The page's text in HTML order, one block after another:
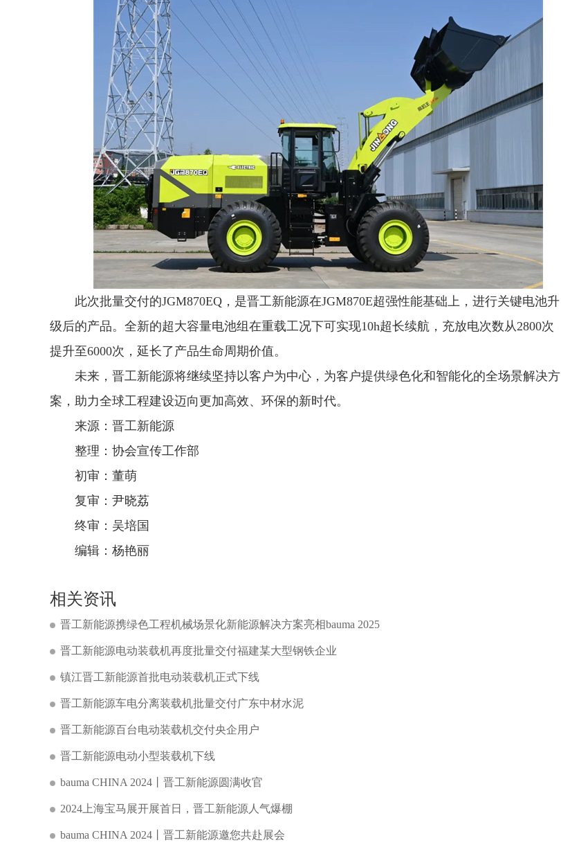
此次批量交付的JGM870EQ，是晋工新能源在JGM870E超强性能基础上，进行关键电池升
级后的产品。全新的超大容量电池组在重载工况下可实现10h超长续航，充放电次数从2800次
提升至6000次，延长了产品生命周期价值。
未来，晋工新能源将继续坚持以客户为中心，为客户提供绿色化和智能化的全场景解决方
案，助力全球工程建设迈向更加高效、环保的新时代。
来源：晋工新能源
整理：协会宣传工作部
初审：董萌
复审：尹晓荔
终审：吴培国
编辑：杨艳丽
相关资讯
晋工新能源携绿色工程机械场景化新能源解决方案亮相bauma 2025
晋工新能源电动装载机再度批量交付福建某大型钢铁企业
镇江晋工新能源首批电动装载机正式下线
晋工新能源车电分离装载机批量交付广东中材水泥
晋工新能源百台电动装载机交付央企用户
晋工新能源电动小型装载机下线
bauma CHINA 2024丨晋工新能源圆满收官
2024上海宝马展开展首日，晋工新能源人气爆棚
bauma CHINA 2024丨晋工新能源邀您共赴展会